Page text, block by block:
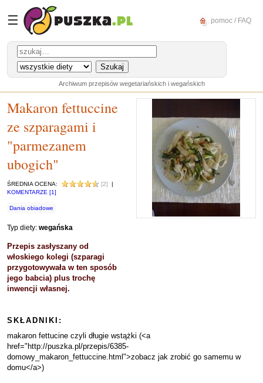
☰ pomoc / FAQ
Archiwum przepisów wegetariańskich i wegańskich
Makaron fettuccine
ze szparagami i
"parmezanem
ubogich"
ŚREDNIA OCENA: [2]
|
KOMENTARZE [1]
Dania obiadowe
Typ diety: wegańska
Przepis zasłyszany od
włoskiego kolegi (szparagi
przygotowywała w ten sposób
jego babcia) plus trochę
inwencji własnej.
SKŁADNIKI:
makaron fettucine czyli długie wstążki (<a
href="http://puszka.pl/przepis/6385-
domowy_makaron_fettuccine.html">zobacz jak zrobić go samemu w
domu</a>)